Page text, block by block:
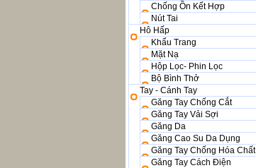
Chống Ồn Kết Hợp
Nút Tai
Hô Hấp
Khẩu Trang
Mặt Nạ
Hộp Lọc- Phin Lọc
Bộ Bình Thở
Tay - Cánh Tay
Găng Tay Chống Cắt
Găng Tay Vải Sợi
Găng Da
Găng Cao Su Da Dụng
Găng Tay Chống Hóa Chất
Găng Tay Cách Điện